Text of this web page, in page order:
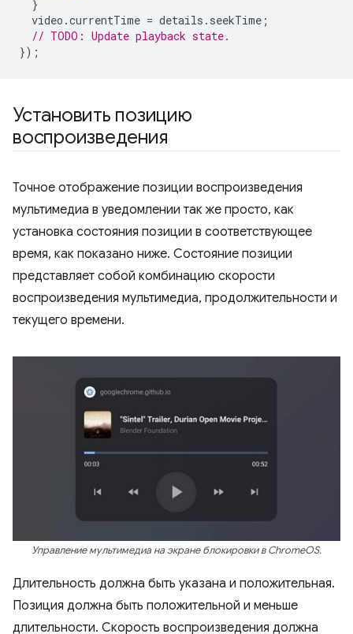
}
video .currentTime = details . seekTime ;
// TODO: Update playback state.
});
Установить позицию
воспроизведения
Точное отображение позиции воспроизведения
мультимедиа в уведомлении так же просто, как
установка состояния позиции в соответствующее
время, как показано ниже. Состояние позиции
представляет собой комбинацию скорости
воспроизведения мультимедиа, продолжительности и
текущего времени.
Управление мультимедиа на экране блокировки в ChromeOS.
Длительность должна быть указана и положительная.
Позиция должна быть положительной и меньше
длительности. Скорость воспроизведения должна